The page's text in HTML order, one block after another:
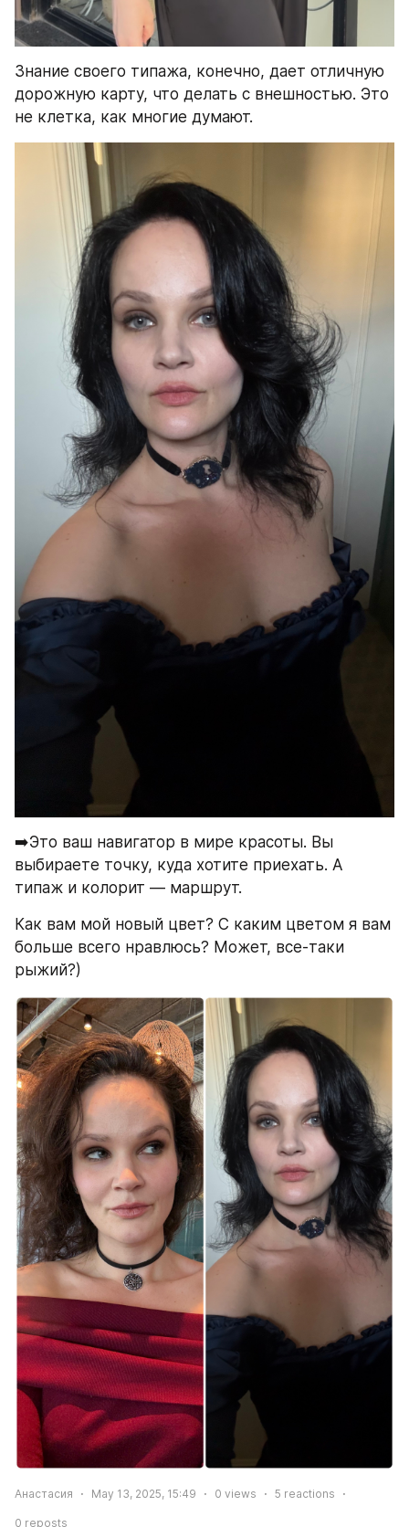
Знание своего типажа, конечно, дает отличную
дорожную карту, что делать с внешностью. Это
не клетка, как многие думают.
➡️Это ваш навигатор в мире красоты. Вы
выбираете точку, куда хотите приехать. А
типаж и колорит — маршрут.
Как вам мой новый цвет? С каким цветом я вам
больше всего нравлюсь? Может, все-таки
рыжий?)
Анастасия May 13, 2025, 15:49 0 views 5 reactions
0 reposts